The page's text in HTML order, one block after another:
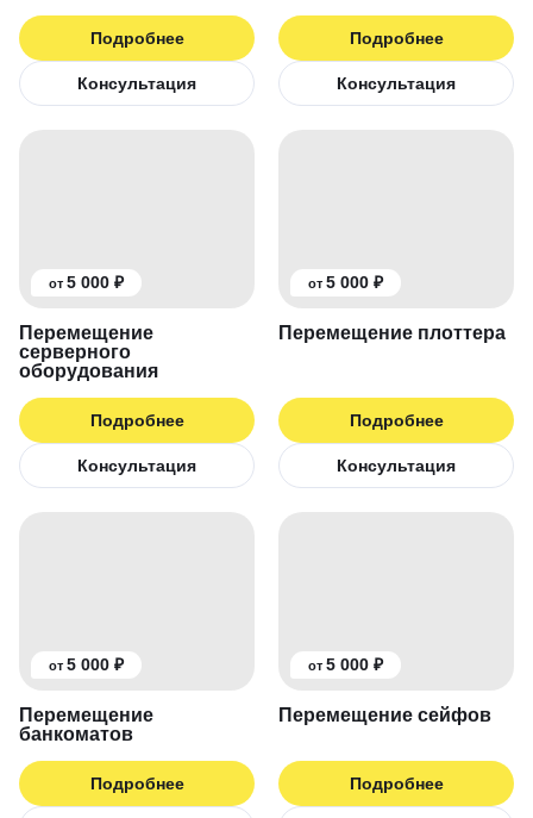
Подробнее
Консультация
Подробнее
Консультация
от 5 000 ₽
Перемещение
серверного
оборудования
Подробнее
Консультация
от 5 000 ₽
Перемещение плоттера
Подробнее
Консультация
от 5 000 ₽
Перемещение
банкоматов
Подробнее
от 5 000 ₽
Перемещение сейфов
Подробнее